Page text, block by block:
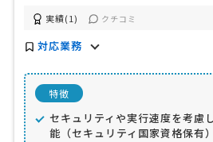
実績(1) クチコミ
対応業務
特徴
セキュリティや実行速度を考慮
能（セキュリティ国家資格保有）